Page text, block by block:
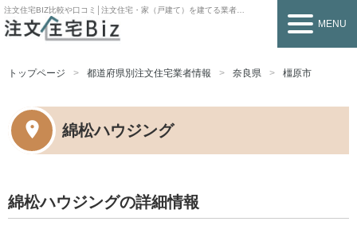
注文住宅BIZ比較や口コミ│注文住宅・家（戸建て）を建てる業者を探すなら
MENU
トップページ 都道府県別注文住宅業者情報 奈良県 橿原市
綿松ハウジング
綿松ハウジングの詳細情報